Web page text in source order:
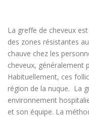
La greffe de cheveux
des zones résistantes
chauve chez les
cheveux, généralement
Habituellement, ces
région de la nuque. La
environnement
et son équipe. La